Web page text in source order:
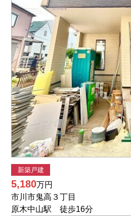
新築戸建
5,180万円
市川市鬼高３丁目
原木中山駅 徒歩16分